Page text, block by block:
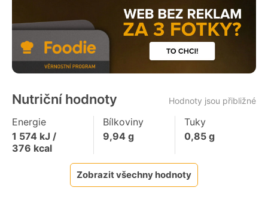
Nutriční hodnoty Hodnoty jsou přibližné
Energie
1 574 kJ /
376 kcal
Bílkoviny
9,94 g
Tuky
0,85g
Zobrazit všechny hodnoty